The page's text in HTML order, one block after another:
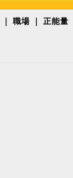
職場 正能量